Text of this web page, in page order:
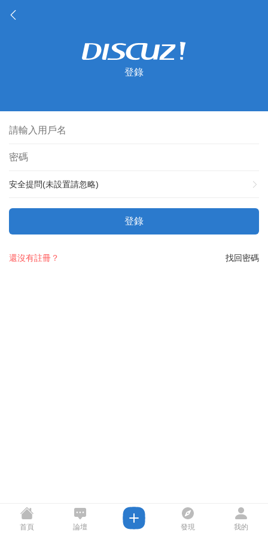
登錄
安全提問(未設置請忽略)
登錄
找回密碼
還沒有註冊？
首頁 論壇 發現 我的